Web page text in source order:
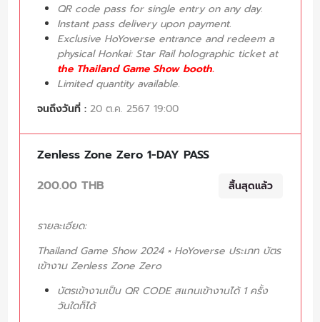
QR code pass for single entry on any day.
Instant pass delivery upon payment.
Exclusive HoYoverse entrance and redeem a
physical Honkai: Star Rail holographic ticket at
the Thailand Game Show booth.
Limited quantity available.
จนถึงวันที่ : 20 ต.ค. 2567 19:00
Zenless Zone Zero 1-DAY PASS
200.00 THB
สิ้นสุดแล้ว
รายละเอียด:
Thailand Game Show 2024 × HoYoverse ประเภท บัตร
เข้างาน Zenless Zone Zero
บัตรเข้างานเป็น QR CODE สแกนเข้างานได้ 1 ครั้ง
วันใดก็ได้